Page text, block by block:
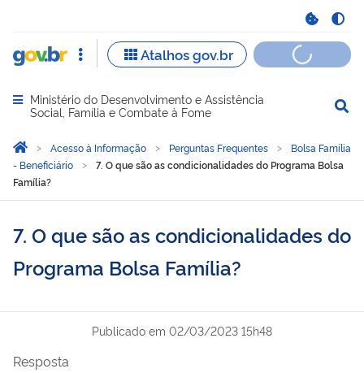
Abrir menu principal de navegação
Ministério do Desenvolvimento e Assistência
Social, Família e Combate à Fome
Você está aqui:
Página Inicial
Acesso à Informação Perguntas Frequentes
Bolsa Família
- Beneficiário
7. O que são as condicionalidades do Programa Bolsa
Família?
7. O que são as condicionalidades do
Programa Bolsa Família?
Publicado em 02/03/2023 15h48
Resposta